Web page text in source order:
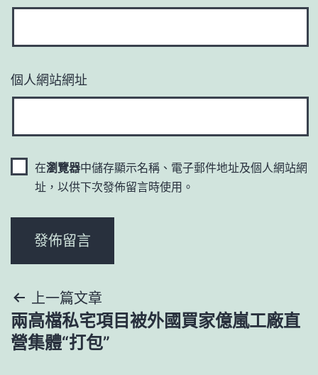
個人網站網址
在瀏覽器中儲存顯示名稱、電子郵件地址及個人網站網
址，以供下次發佈留言時使用。
文
章
上一篇文章
兩高檔私宅項目被外國買家億嵐工廠直
營集體“打包”